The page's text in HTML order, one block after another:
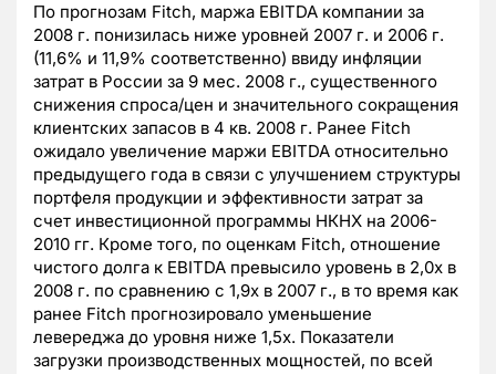
По прогнозам Fitch, маржа EBITDA компании за
2008 г. понизилась ниже уровней 2007 г. и 2006 г.
(11,6% и 11,9% соответственно) ввиду инфляции
затрат в России за 9 мес. 2008 г., существенного
снижения спроса/цен и значительного сокращения
клиентских запасов в 4 кв. 2008 г. Ранее Fitch
ожидало увеличение маржи EBITDA относительно
предыдущего года в связи с улучшением структуры
портфеля продукции и эффективности затрат за
счет инвестиционной программы НКНХ на 2006-
2010 гг. Кроме того, по оценкам Fitch, отношение
чистого долга к EBITDA превысило уровень в 2,0x в
2008 г. по сравнению с 1,9x в 2007 г., в то время как
ранее Fitch прогнозировало уменьшение
левереджа до уровня ниже 1,5x. Показатели
загрузки производственных мощностей, по всей